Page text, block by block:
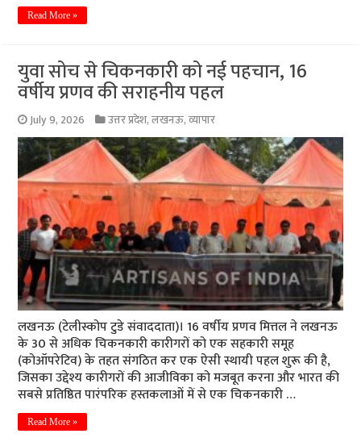
Read More »
युवा सोच से चिकनकारी को नई पहचान, 16
वर्षीय प्रणव की सराहनीय पहल
July 9, 2026 उत्तर प्रदेश,लखनऊ,व्यापार
लखनऊ (टेलीस्कोप टुडे संवाददाता)। 16 वर्षीय प्रणव मित्तल ने लखनऊ
के 30 से अधिक चिकनकारी कारीगरों को एक सहकारी समूह
(कोऑपरेटिव) के तहत संगठित कर एक ऐसी स्थायी पहल शुरू की है,
जिसका उद्देश्य कारीगरों की आजीविका को मजबूत करना और भारत की
सबसे प्रतिष्ठित पारंपरिक हस्तकलाओं में से एक चिकनकारी …
Read More »